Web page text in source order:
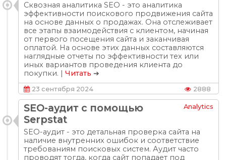
Сквозная аналитика SEO - это аналитика
эффективности поискового продвижения сайта
на основе данных о продажах. Она отслеживает
все этапы взаимодействия с клиентом, начиная
от первого посещения сайта и заканчивая
оплатой. На основе этих данных составляются
наглядные отчеты по эффективности тех или
иных вариантов проведения клиента до
покупки. |Читать ➔
23 сентября 2024 2888
Analytics
SEO-аудит с помощью
Serpstat
SEO-аудит - это детальная проверка сайта на
наличие внутренних ошибок и соответствие
требованиям поисковых систем. Аудит часто
проводят тогда, когда сайт попадает под